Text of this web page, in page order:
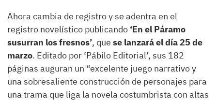
Ahora cambia de registro y se adentra en el
registro novelístico publicando ‘En el Páramo
susurran los fresnos’, que se lanzará el día 25 de
marzo. Editado por ‘Pábilo Editorial’, sus 182
páginas auguran un “excelente juego narrativo y
una sobresaliente construcción de personajes para
una trama que liga la novela costumbrista con altas